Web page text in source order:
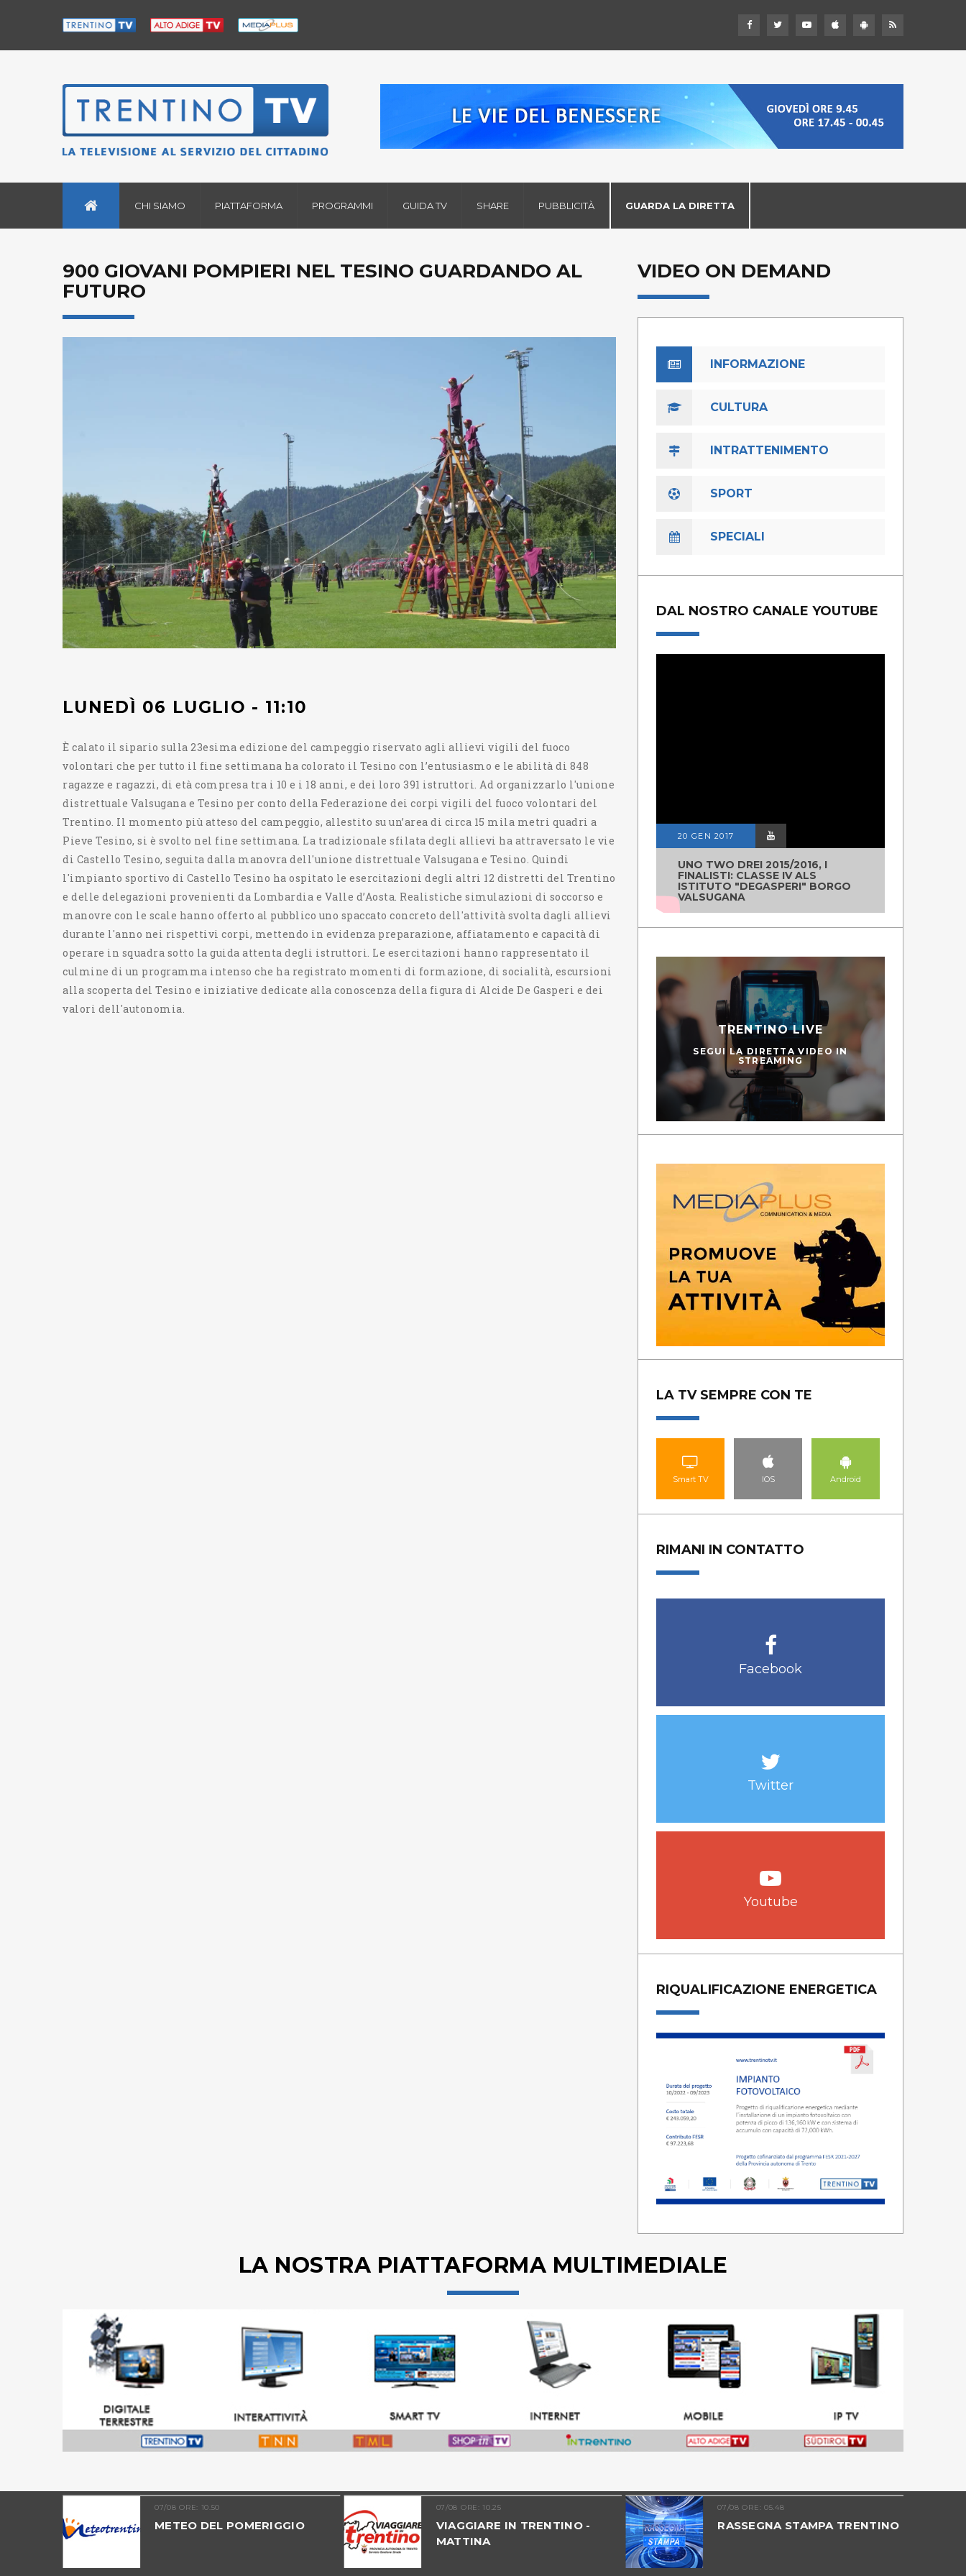
CHI SIAMO PIATTAFORMA PROGRAMMI GUIDA TV SHARE PUBBLICITÀ GUARDA LA DIRETTA
900 GIOVANI POMPIERI NEL TESINO GUARDANDO AL
FUTURO
LUNEDÌ 06 LUGLIO - 11:10
È calato il sipario sulla 23esima edizione del campeggio riservato agli allievi vigili del fuoco
volontari che per tutto il fine settimana ha colorato il Tesino con l’entusiasmo e le abilità di 848
ragazze e ragazzi, di età compresa tra i 10 e i 18 anni, e dei loro 391 istruttori. Ad organizzarlo l'unione
distrettuale Valsugana e Tesino per conto della Federazione dei corpi vigili del fuoco volontari del
Trentino. Il momento più atteso del campeggio, allestito su un’area di circa 15 mila metri quadri a
Pieve Tesino, si è svolto nel fine settimana. La tradizionale sfilata degli allievi ha attraversato le vie
di Castello Tesino, seguita dalla manovra dell'unione distrettuale Valsugana e Tesino. Quindi
l'impianto sportivo di Castello Tesino ha ospitato le esercitazioni degli altri 12 distretti del Trentino
e delle delegazioni provenienti da Lombardia e Valle d’Aosta. Realistiche simulazioni di soccorso e
manovre con le scale hanno offerto al pubblico uno spaccato concreto dell'attività svolta dagli allievi
durante l'anno nei rispettivi corpi, mettendo in evidenza preparazione, affiatamento e capacità di
operare in squadra sotto la guida attenta degli istruttori. Le esercitazioni hanno rappresentato il
culmine di un programma intenso che ha registrato momenti di formazione, di socialità, escursioni
alla scoperta del Tesino e iniziative dedicate alla conoscenza della figura di Alcide De Gasperi e dei
valori dell'autonomia.
VIDEO ON DEMAND
INFORMAZIONE
CULTURA
INTRATTENIMENTO
SPORT
SPECIALI
DAL NOSTRO CANALE YOUTUBE
20 GEN 2017
UNO TWO DREI 2015/2016, I
FINALISTI: CLASSE IV ALS
ISTITUTO "DEGASPERI" BORGO
VALSUGANA
TRENTINO LIVE
SEGUI LA DIRETTA VIDEO IN
STREAMING
LA TV SEMPRE CON TE
Smart TV IOS Android
RIMANI IN CONTATTO
Facebook
Twitter
Youtube
RIQUALIFICAZIONE ENERGETICA
LA NOSTRA PIATTAFORMA MULTIMEDIALE
07/08 ORE: 10.50
METEO DEL POMERIGGIO
07/08 ORE: 10.25
VIAGGIARE IN TRENTINO -
MATTINA
07/08 ORE: 05.48
RASSEGNA STAMPA TRENTINO